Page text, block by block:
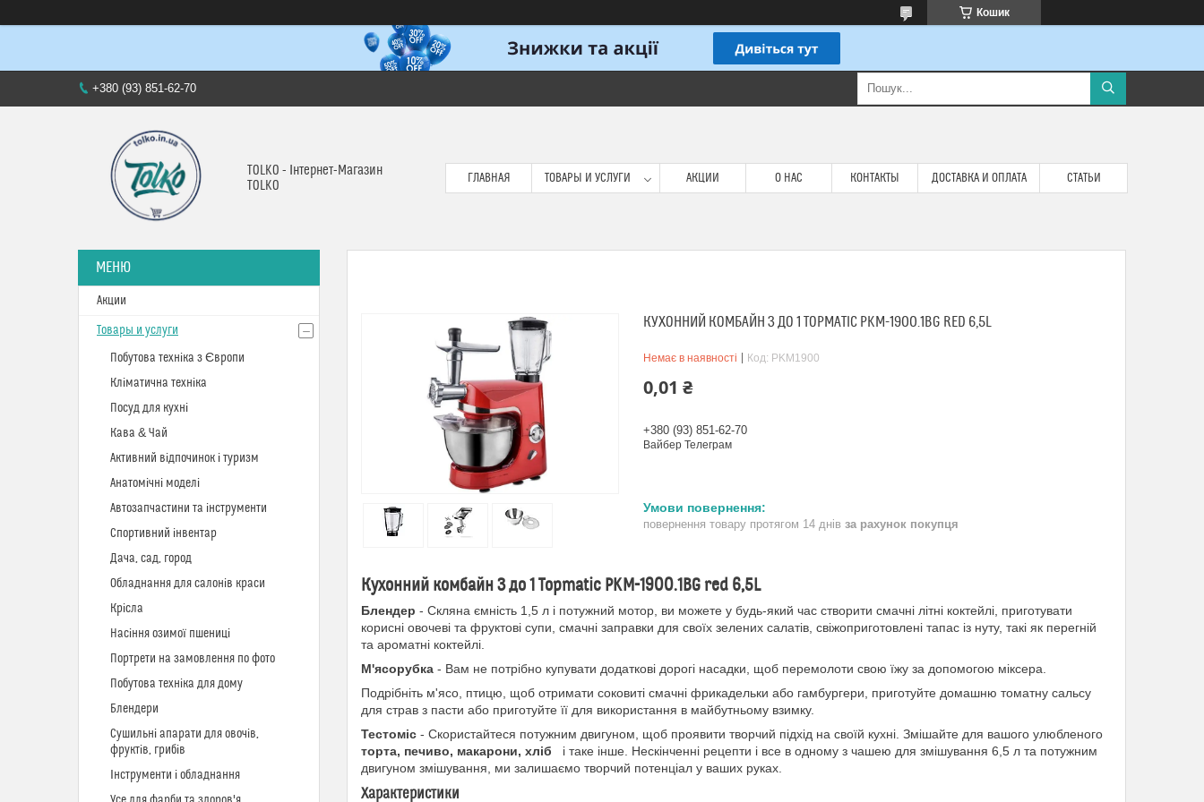
Кошик
+380 (93) 851-62-70
TOLKO - Інтернет-Магазин
TOLKO
ГЛАВНАЯ ТОВАРЫ И УСЛУГИ АКЦИИ О НАС КОНТАКТЫ ДОСТАВКА И ОПЛАТА СТАТЬИ
КУХОННИЙ КОМБАЙН 3 ДО 1 TOPMATIC PKM-1900.1BG RED 6,5L
Немає в наявності Код: PKM1900
0,01 ₴
+380 (93) 851-62-70
Вайбер Телеграм
повернення товару протягом 14 днів за рахунок покупця
Кухонний комбайн 3 до 1 Topmatic PKM-1900.1BG red 6,5L
Блендер - Скляна ємність 1,5 л і потужний мотор, ви можете у будь-який час створити смачні літні коктейлі, приготувати
корисні овочеві та фруктові супи, смачні заправки для своїх зелених салатів, свіжоприготовлені тапас із нуту, такі як перегній
та ароматні коктейлі.
М'ясорубка - Вам не потрібно купувати додаткові дорогі насадки, щоб перемолоти свою їжу за допомогою міксера.
Подрібніть м'ясо, птицю, щоб отримати соковиті смачні фрикадельки або гамбургери, приготуйте домашню томатну сальсу
для страв з пасти або приготуйте її для використання в майбутньому взимку.
Тестоміс - Скористайтеся потужним двигуном, щоб проявити творчий підхід на своїй кухні. Змішайте для вашого улюбленого
торта, печиво, макарони, хліб
і таке інше. Нескінченні рецепти і все в одному з чашею для змішування 6,5 л та потужним
двигуном змішування, ми залишаємо творчий потенціал у ваших руках.
Характеристики
Акции
Товары и услуги
Побутова техніка з Європи
Кліматична техніка
Посуд для кухні
Кава & Чай
Активний відпочинок і туризм
Анатомічні моделі
Автозапчастини та інструменти
Спортивний інвентар
Дача, сад, город
Обладнання для салонів краси
Крісла
Насіння озимої пшениці
Портрети на замовлення по фото
Побутова техніка для дому
Блендери
Сушильні апарати для овочів,
фруктів, грибів
Інструменти і обладнання